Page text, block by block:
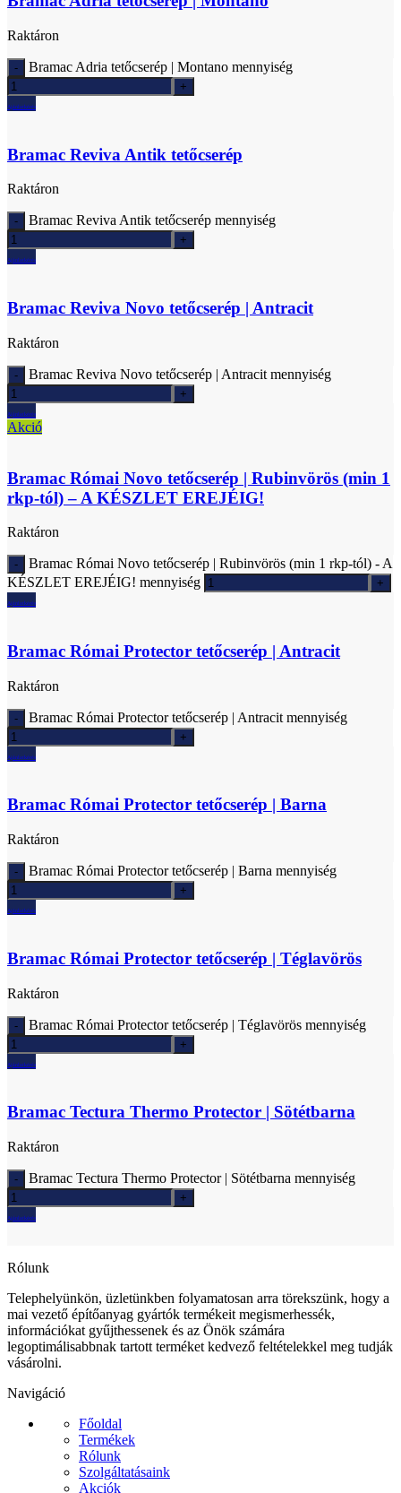
Raktáron
Bramac Adria tetőcserép | Montano mennyiség
Ajánlatkérés
Bramac Reviva Antik tetőcserép
Raktáron
Bramac Reviva Antik tetőcserép mennyiség
Ajánlatkérés
Bramac Reviva Novo tetőcserép | Antracit
Raktáron
Bramac Reviva Novo tetőcserép | Antracit mennyiség
Ajánlatkérés
Akció
Bramac Római Novo tetőcserép | Rubinvörös (min 1
rkp-tól) – A KÉSZLET EREJÉIG!
Raktáron
Bramac Római Novo tetőcserép | Rubinvörös (min 1 rkp-tól) - A
KÉSZLET EREJÉIG! mennyiség
Ajánlatkérés
Bramac Római Protector tetőcserép | Antracit
Raktáron
Bramac Római Protector tetőcserép | Antracit mennyiség
Ajánlatkérés
Bramac Római Protector tetőcserép | Barna
Raktáron
Bramac Római Protector tetőcserép | Barna mennyiség
Ajánlatkérés
Bramac Római Protector tetőcserép | Téglavörös
Raktáron
Bramac Római Protector tetőcserép | Téglavörös mennyiség
Ajánlatkérés
Bramac Tectura Thermo Protector | Sötétbarna
Raktáron
Bramac Tectura Thermo Protector | Sötétbarna mennyiség
Ajánlatkérés
Rólunk
Telephelyünkön, üzletünkben folyamatosan arra törekszünk, hogy a
mai vezető építőanyag gyártók termékeit megismerhessék,
információkat gyűjthessenek és az Önök számára
legoptimálisabbnak tartott terméket kedvező feltételekkel meg tudják
vásárolni.
Navigáció
Főoldal
Termékek
Rólunk
Szolgáltatásaink
Akciók